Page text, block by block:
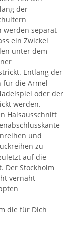
der
werden separat
ein Zwickel
unter dem
Entlang der
für die Ärmel
oder der
werden.
Halsausschnitt
und
zu
auf die
Der Stockholm
vernäht
die für Dich